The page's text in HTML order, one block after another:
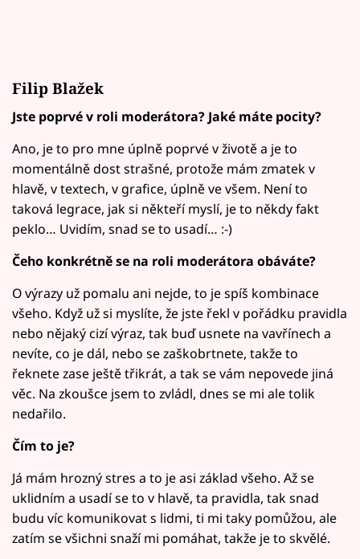
Filip Blažek
Jste poprvé v roli moderátora? Jaké máte pocity?
Ano, je to pro mne úplně poprvé v životě a je to
momentálně dost strašné, protože mám zmatek v
hlavě, v textech, v grafice, úplně ve všem. Není to
taková legrace, jak si někteří myslí, je to někdy fakt
peklo… Uvidím, snad se to usadí… :-)
Čeho konkrétně se na roli moderátora obáváte?
O výrazy už pomalu ani nejde, to je spíš kombinace
všeho. Když už si myslíte, že jste řekl v pořádku pravidla
nebo nějaký cizí výraz, tak buď usnete na vavřínech a
nevíte, co je dál, nebo se zaškobrtnete, takže to
řeknete zase ještě třikrát, a tak se vám nepovede jiná
věc. Na zkoušce jsem to zvládl, dnes se mi ale tolik
nedařilo.
Čím to je?
Já mám hrozný stres a to je asi základ všeho. Až se
uklidním a usadí se to v hlavě, ta pravidla, tak snad
budu víc komunikovat s lidmi, ti mi taky pomůžou, ale
zatím se všichni snaží mi pomáhat, takže je to skvělé.